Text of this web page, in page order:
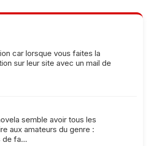
car lorsque vous faites la
sur leur site avec un mail de
semble avoir tous les
aux amateurs du genre :
fa...